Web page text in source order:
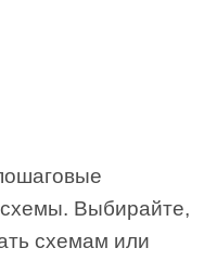
Выбирайте,
схемам или